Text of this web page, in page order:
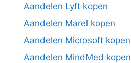
Aandelen Lyft kopen
Aandelen Marel kopen
Aandelen Microsoft kopen
Aandelen MindMed kopen